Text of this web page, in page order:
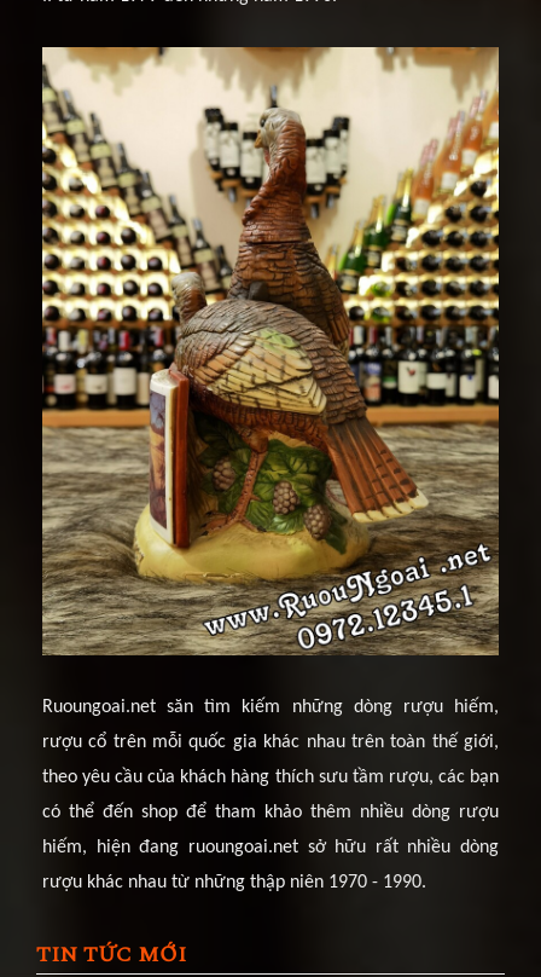
Ruoungoai.net săn tìm kiếm những dòng rượu hiếm,
rượu cổ trên mỗi quốc gia khác nhau trên toàn thế giới,
theo yêu cầu của khách hàng thích sưu tầm rượu, các bạn
có thể đến shop để tham khảo thêm nhiều dòng rượu
hiếm, hiện đang ruoungoai.net sở hữu rất nhiều dòng
rượu khác nhau từ những thập niên 1970 - 1990.
TIN TỨC MỚI